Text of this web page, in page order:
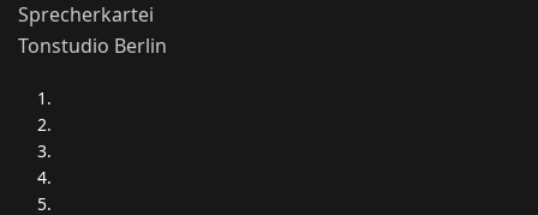
Sprecherkartei
Tonstudio Berlin